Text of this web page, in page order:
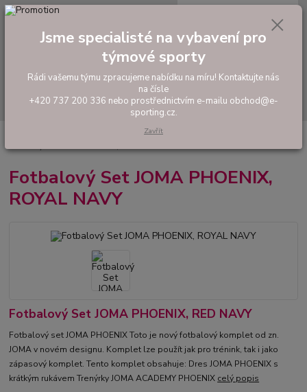
Hledat
tel: +420 737 200 336
0,00 Kč
Tréninkové oblečení
Fotbalový Set JOMA PHOENIX, ROYAL NAVY
Fotbalový Set JOMA PHOENIX,
ROYAL NAVY
Fotbalový Set JOMA PHOENIX, RED NAVY
Fotbalový set JOMA PHOENIX Toto je nový fotbalový komplet od zn.
JOMA v novém designu. Komplet lze použít jak pro trénink, tak i jako
zápasový komplet. Tento komplet obsahuje: Dres JOMA PHOENIX s
krátkým rukávem Trenýrky JOMA ACADEMY PHOENIX celý popis
Jsme specialisté na vybavení pro
týmové sporty
Rádi vašemu týmu zpracujeme nabídku na míru! Kontaktujte nás
na čísle
+420 737 200 336 nebo prostřednictvím e-mailu obchod@e-
sporting.cz.
Zavřít